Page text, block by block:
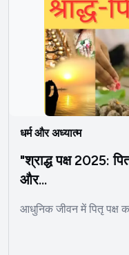
धर्म और अध्यात्म
"श्राद्ध पक्ष 2025:
और...
आधुनिक जीवन में पितृ पक्ष